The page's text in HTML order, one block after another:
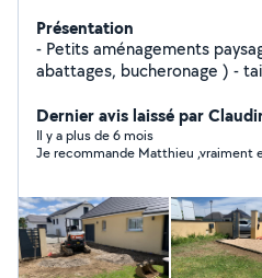
Présentation
- Petits aménagements paysager - Élagages (
abattages, bucheronage ) - tailles de haies - Entretiens
tranchées/terrassements) Autres services : - Affûtage
lame tondeuse/ chaînes
Nettoyage machine
Dernier avis laissé par
Il y a plus de 6 mois
Je recommande Matthieu ,vraiment